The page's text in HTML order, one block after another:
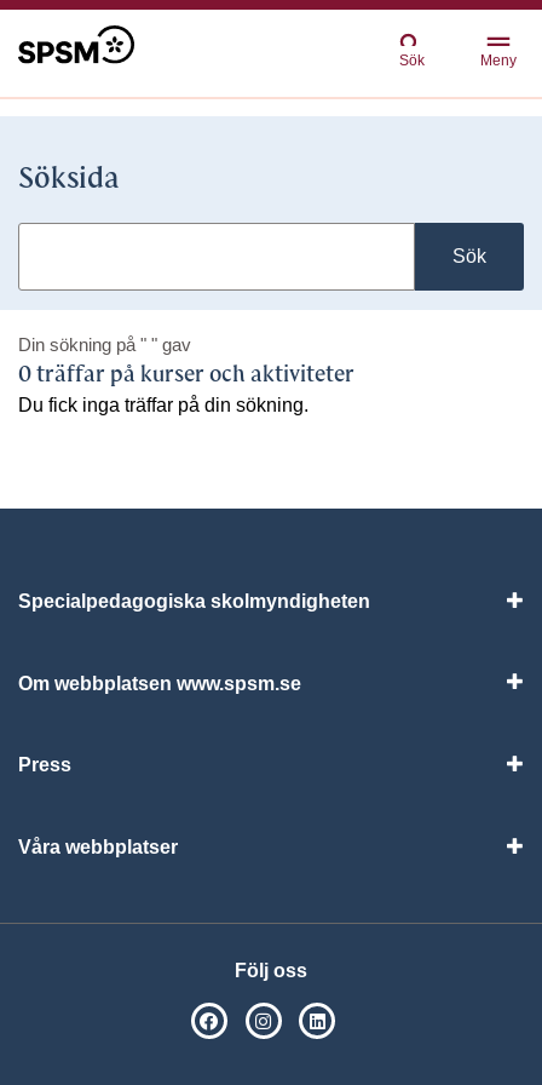
Sök Meny
Söksida
Sök
Din sökning på " " gav
0 träffar på kurser och aktiviteter
Du fick inga träffar på din sökning.
Specialpedagogiska skolmyndigheten
Om webbplatsen www.spsm.se
Press
Våra webbplatser
Följ oss
SPSM på Facebook
SPSM på Instagram